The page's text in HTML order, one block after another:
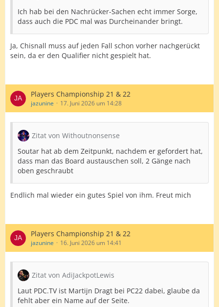
Ich hab bei den Nachrücker-Sachen echt immer Sorge,
dass auch die PDC mal was Durcheinander bringt.
Ja, Chisnall muss auf jeden Fall schon vorher nachgerückt
sein, da er den Qualifier nicht gespielt hat.
Players Championship 21 & 22
jazunine 17. Juni 2026 um 14:28
Zitat von Withoutnonsense
Soutar hat ab dem Zeitpunkt, nachdem er gefordert hat,
dass man das Board austauschen soll, 2 Gänge nach
oben geschraubt
Endlich mal wieder ein gutes Spiel von ihm. Freut mich
Players Championship 21 & 22
jazunine 16. Juni 2026 um 14:41
Zitat von AdiJackpotLewis
Laut PDC.TV ist Martijn Dragt bei PC22 dabei, glaube da
fehlt aber ein Name auf der Seite.